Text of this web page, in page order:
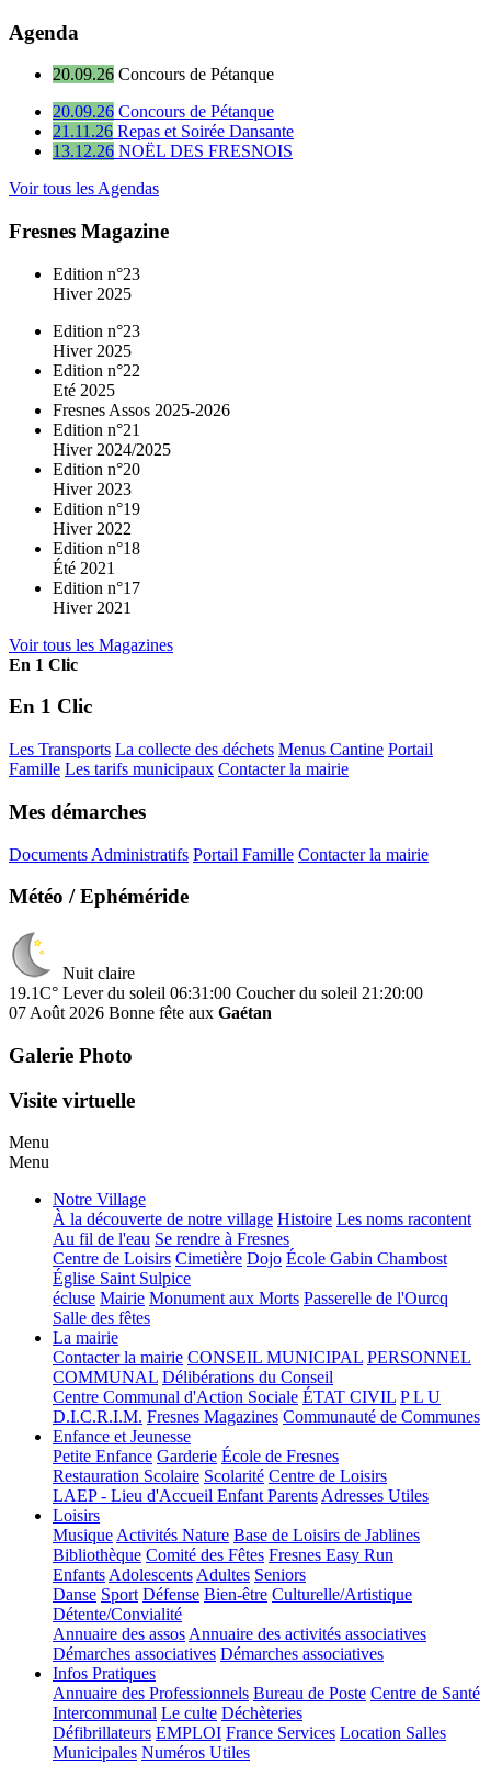
Agenda
20.09.26 Concours de Pétanque
20.09.26 Concours de Pétanque
21.11.26 Repas et Soirée Dansante
13.12.26 NOËL DES FRESNOIS
Voir tous les Agendas
Fresnes Magazine
Edition n°23
Hiver 2025
Edition n°23
Hiver 2025
Edition n°22
Eté 2025
Fresnes Assos 2025-2026
Edition n°21
Hiver 2024/2025
Edition n°20
Hiver 2023
Edition n°19
Hiver 2022
Edition n°18
Été 2021
Edition n°17
Hiver 2021
Voir tous les Magazines
En 1 Clic
En 1 Clic
Les Transports La collecte des déchets Menus Cantine Portail
Famille Les tarifs municipaux Contacter la mairie
Mes démarches
Documents Administratifs Portail Famille Contacter la mairie
Météo / Ephéméride
Nuit claire
19.1C° Lever du soleil 06:31:00 Coucher du soleil 21:20:00
07 Août 2026 Bonne fête aux Gaétan
Galerie Photo
Visite virtuelle
Menu
Menu
Notre Village
À la découverte de notre village Histoire Les noms racontent
Au fil de l'eau Se rendre à Fresnes
Centre de Loisirs Cimetière Dojo École Gabin Chambost
Église Saint Sulpice
écluse Mairie Monument aux Morts Passerelle de l'Ourcq
Salle des fêtes
La mairie
Contacter la mairie CONSEIL MUNICIPAL PERSONNEL
COMMUNAL Délibérations du Conseil
Centre Communal d'Action Sociale ÉTAT CIVIL P L U
D.I.C.R.I.M. Fresnes Magazines Communauté de Communes
Enfance et Jeunesse
Petite Enfance Garderie École de Fresnes
Restauration Scolaire Scolarité Centre de Loisirs
LAEP - Lieu d'Accueil Enfant Parents Adresses Utiles
Loisirs
Musique Activités Nature Base de Loisirs de Jablines
Bibliothèque Comité des Fêtes Fresnes Easy Run
Enfants Adolescents Adultes Seniors
Danse Sport Défense Bien-être Culturelle/Artistique
Détente/Convialité
Annuaire des assos Annuaire des activités associatives
Démarches associatives Démarches associatives
Infos Pratiques
Annuaire des Professionnels Bureau de Poste Centre de Santé
Intercommunal Le culte Déchèteries
Défibrillateurs EMPLOI France Services Location Salles
Municipales Numéros Utiles